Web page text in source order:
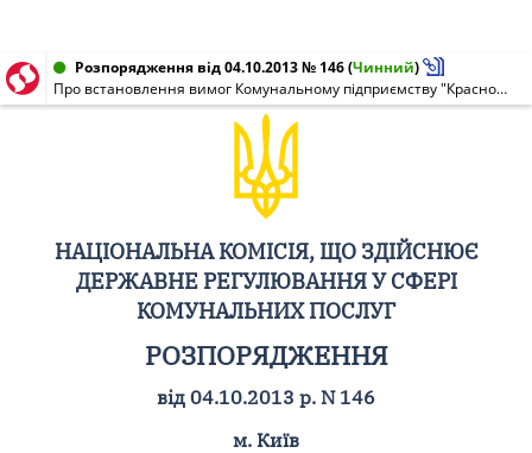
Розпорядження від 04.10.2013 № 146(Чинний)
Про встановлення вимог Комунальному підприємству "Красноармійськтепломережа" щодо провадження інших, крім ліцензованих, видів діяльності
НАЦІОНАЛЬНА КОМІСІЯ, ЩО ЗДІЙСНЮЄ
ДЕРЖАВНЕ РЕГУЛЮВАННЯ У СФЕРІ
КОМУНАЛЬНИХ ПОСЛУГ
РОЗПОРЯДЖЕННЯ
від 04.10.2013 р. N 146
м. Київ